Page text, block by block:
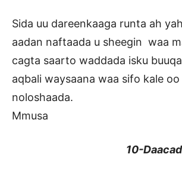
Sida uu dareenkaaga runta ah
aadan naftaada u sheegin waa
cagta saarto waddada isku
aqbali waysaana waa sifo kale oo
noloshaada.
Mmusa
10-